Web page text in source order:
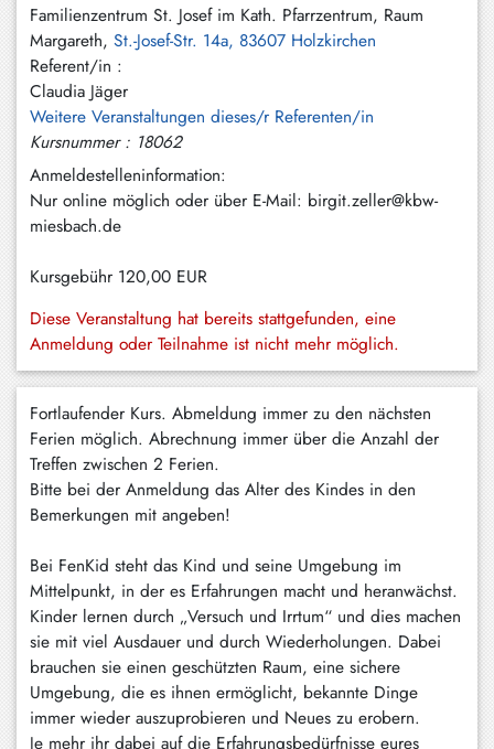
Familienzentrum St. Josef im Kath. Pfarrzentrum, Raum
Margareth,St.-Josef-Str. 14a, 83607 Holzkirchen
Referent/in :
Claudia Jäger
Weitere Veranstaltungen dieses/r Referenten/in
Kursnummer : 18062
Anmeldestelleninformation:
Nur online möglich oder über E-Mail: birgit.zeller@kbw-
miesbach.de
Kursgebühr 120,00 EUR
Diese Veranstaltung hat bereits stattgefunden, eine
Anmeldung oder Teilnahme ist nicht mehr möglich.
Fortlaufender Kurs. Abmeldung immer zu den nächsten
Ferien möglich. Abrechnung immer über die Anzahl der
Treffen zwischen 2 Ferien.
Bitte bei der Anmeldung das Alter des Kindes in den
Bemerkungen mit angeben!
Bei FenKid steht das Kind und seine Umgebung im
Mittelpunkt, in der es Erfahrungen macht und heranwächst.
Kinder lernen durch „Versuch und Irrtum“ und dies machen
sie mit viel Ausdauer und durch Wiederholungen. Dabei
brauchen sie einen geschützten Raum, eine sichere
Umgebung, die es ihnen ermöglicht, bekannte Dinge
immer wieder auszuprobieren und Neues zu erobern.
Je mehr ihr dabei auf die Erfahrungsbedürfnisse eures
Irschenberg
Kreuth
Leitzachtal
Miesbach
Neuhaus
Rottach-
Egern
Schaftlach
/
Waakirchen
Schliersee
Warngau
/
Wall
Weyarn